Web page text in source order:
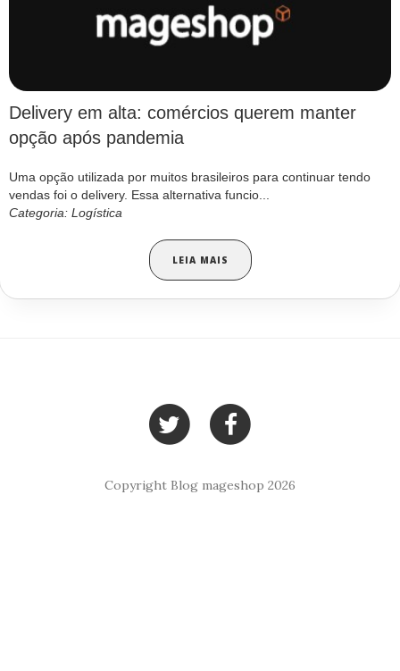
Delivery em alta: comércios querem manter
opção após pandemia
Uma opção utilizada por muitos brasileiros para continuar tendo
vendas foi o delivery. Essa alternativa funcio...
Categoria: Logística
LEIA MAIS
Copyright Blog mageshop 2026